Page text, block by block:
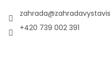
zahrada@
+420 739 002 391